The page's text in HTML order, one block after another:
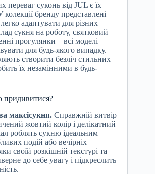
переваг суконь від JUL є їх
колекції бренду представлені
легко адаптувати для різних
сукня на роботу, святковий
прогулянки – всі моделі
для будь-якого випадку.
створити безліч стильних
їх незамінними в будь-
придивитися?
максісукня. Справжній витвір
жовтий колір і делікатний
роблять сукню ідеальним
подій або вечірніх
своїй розкішній текстурі та
до себе увагу і підкреслить